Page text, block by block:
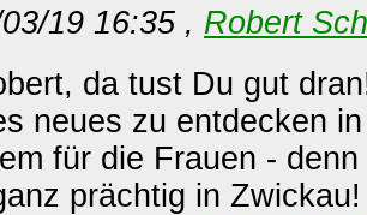
19 16:35 , Robert
da tust Du gut
neues zu entdecken
für die Frauen -
prächtig in